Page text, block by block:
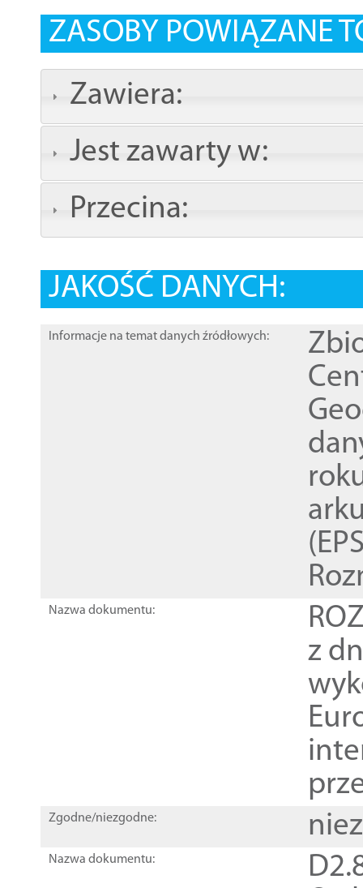
ZASOBY POWIĄZANE
Zawiera:
Jest zawarty w:
Przecina:
JAKOŚĆ DANYCH:
Informacje na temat danych źródłowych:
Nazwa dokumentu:
z
Zgodne/niezgodne:
Nazwa dokumentu: